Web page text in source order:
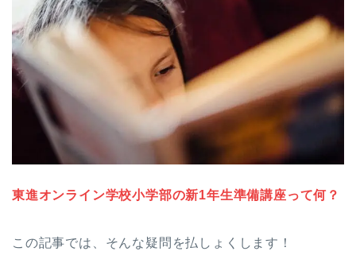
東進オンライン学校小学部の新1年生準備講座って何？
この記事では、そんな疑問を払しょくします！